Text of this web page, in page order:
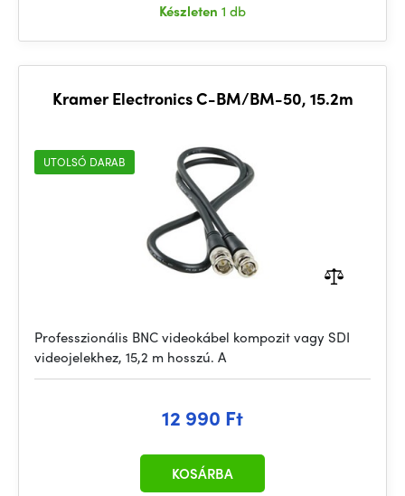
Készleten 1 db
Kramer Electronics C-BM/BM-50, 15.2m
UTOLSÓ DARAB
Professzionális BNC videokábel kompozit vagy SDI
videojelekhez, 15,2 m hosszú. A
12 990 Ft
KOSÁRBA